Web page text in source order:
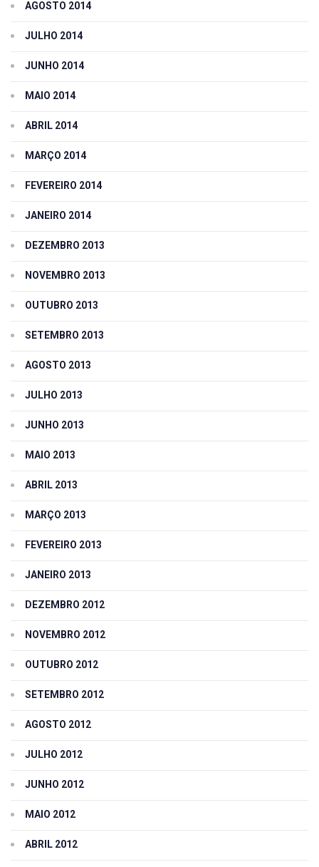
AGOSTO 2014
JULHO 2014
JUNHO 2014
MAIO 2014
ABRIL 2014
MARÇO 2014
FEVEREIRO 2014
JANEIRO 2014
DEZEMBRO 2013
NOVEMBRO 2013
OUTUBRO 2013
SETEMBRO 2013
AGOSTO 2013
JULHO 2013
JUNHO 2013
MAIO 2013
ABRIL 2013
MARÇO 2013
FEVEREIRO 2013
JANEIRO 2013
DEZEMBRO 2012
NOVEMBRO 2012
OUTUBRO 2012
SETEMBRO 2012
AGOSTO 2012
JULHO 2012
JUNHO 2012
MAIO 2012
ABRIL 2012